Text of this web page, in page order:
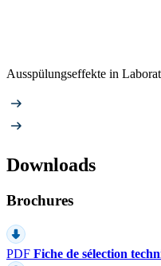
Ausspülungseffekte in
Downloads
Brochures
PDF Fiche de sélection